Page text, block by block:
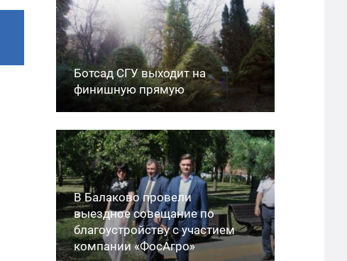
Ботсад СГУ выходит на
финишную прямую
В Балаково провели
выездное совещание по
благоустройству с участием
компании «ФосАгро»